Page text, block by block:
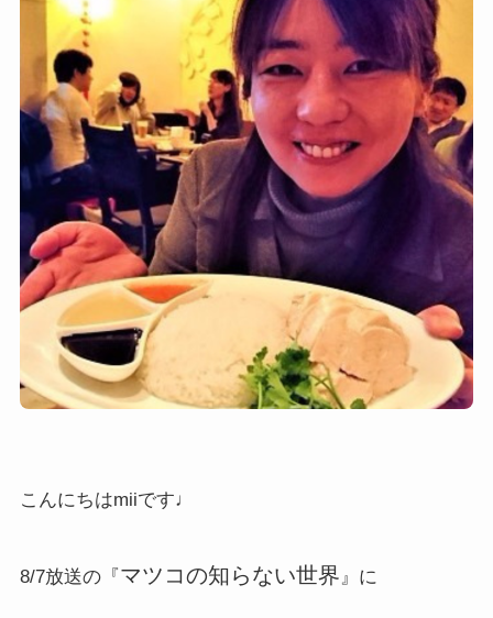
こんにちはmiiです♩
8/7放送の『マツコの知らない世界 』に